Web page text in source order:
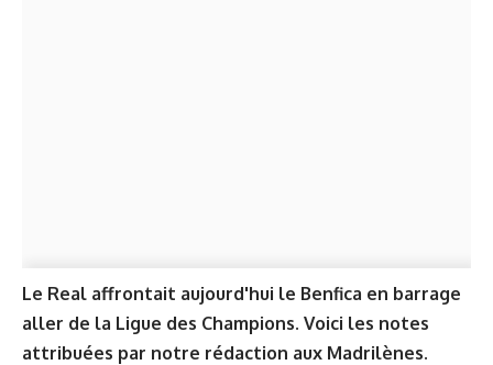
Le Real affrontait aujourd'hui le Benfica en barrage
aller de la Ligue des Champions. Voici les notes
attribuées par notre rédaction aux Madrilènes.